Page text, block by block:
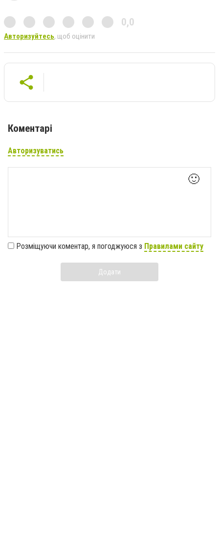
0,0
Авторизуйтесь, щоб оцінити
Коментарі
Авторизуватись
🙂
Розміщуючи коментар, я погоджуюся з Правилами сайту
Додати